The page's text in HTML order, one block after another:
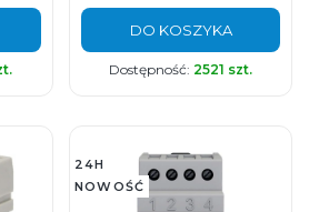
DO KOSZYKA
Dostępność: 2521 szt.
24H
NOWOŚĆ